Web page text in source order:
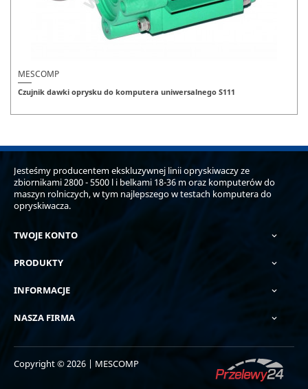
MESCOMP
Czujnik dawki oprysku do komputera uniwersalnego S111
Jesteśmy producentem ekskluzywnej linii opryskiwaczy ze
zbiornikami 2800 - 5500 l i belkami 18-36 m oraz komputerów do
maszyn rolniczych, w tym najlepszego w testach komputera do
opryskiwacza.
TWOJE KONTO 
PRODUKTY 
INFORMACJE 
NASZA FIRMA 
Copyright © 2026 | MESCOMP